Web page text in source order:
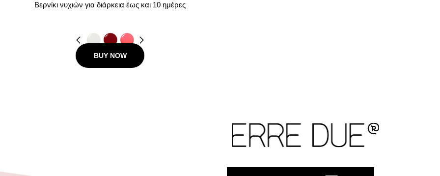
Βερνίκι νυχιών για διάρκεια έως και 10 ημέρες
Προηγούμενο Next
BUY NOW